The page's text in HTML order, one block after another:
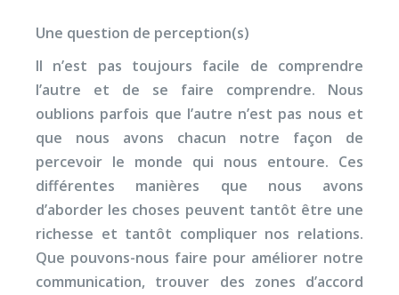
Une question de perception(s)
Il n’est pas toujours facile de comprendre
l’autre et de se faire comprendre. Nous
oublions parfois que l’autre n’est pas nous et
que nous avons chacun notre façon de
percevoir le monde qui nous entoure. Ces
différentes manières que nous avons
d’aborder les choses peuvent tantôt être une
richesse et tantôt compliquer nos relations.
Que pouvons-nous faire pour améliorer notre
communication, trouver des zones d’accord